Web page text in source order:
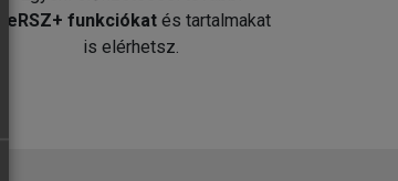
MeRSZ+ funkciókat és tartalmakat
is elérhetsz.